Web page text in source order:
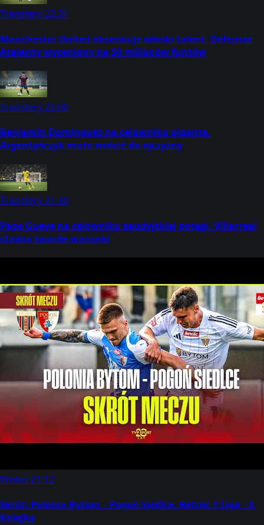
Transfery22:31
Manchester United obserwuje włoski talent. Defensor
Atalanty wyceniony na 50 milionów funtów
Transfery22:00
Benjamín Domínguez na celowniku giganta.
Argentyńczyk może wrócić do ojczyzny
Transfery21:30
Pape Gueye na celowniku saudyjskiej potęgi. Villarreal
stawia twarde warunki
Wideo 21:12
Skrót: Polonia Bytom – Pogoń Siedlce. Betclic 1 Liga - 3.
Kolejka